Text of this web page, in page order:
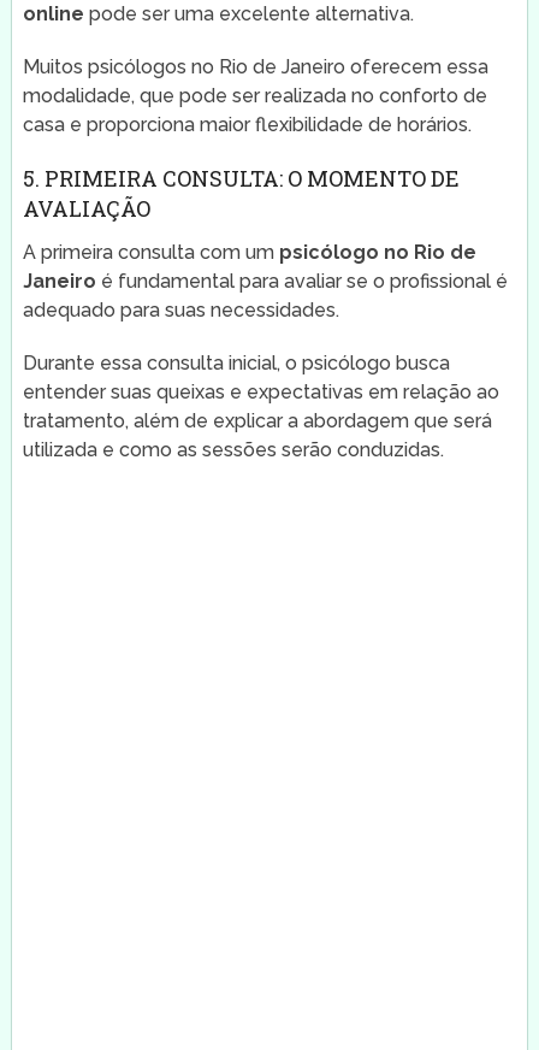
online pode ser uma excelente alternativa.
Muitos psicólogos no Rio de Janeiro oferecem essa
modalidade, que pode ser realizada no conforto de
casa e proporciona maior flexibilidade de horários.
5. PRIMEIRA CONSULTA: O MOMENTO DE
AVALIAÇÃO
A primeira consulta com um psicólogo no Rio de
Janeiro é fundamental para avaliar se o profissional é
adequado para suas necessidades.
Durante essa consulta inicial, o psicólogo busca
entender suas queixas e expectativas em relação ao
tratamento, além de explicar a abordagem que será
utilizada e como as sessões serão conduzidas.